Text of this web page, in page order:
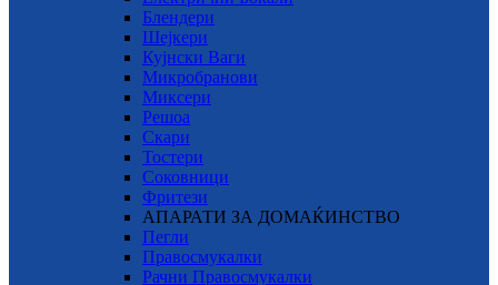
Блендери
Шејкери
Кујнски Ваги
Микробранови
Миксери
Решоа
Скари
Тостери
Соковници
Фритези
АПАРАТИ ЗА ДОМАЌИНСТВО
Пегли
Правосмукалки
Рачни Правосмукалки